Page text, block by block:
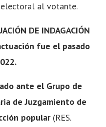
al votante.
DE INDAGACIÓN
fue el pasado
ante el Grupo de
de Juzgamiento de
popular(RES.